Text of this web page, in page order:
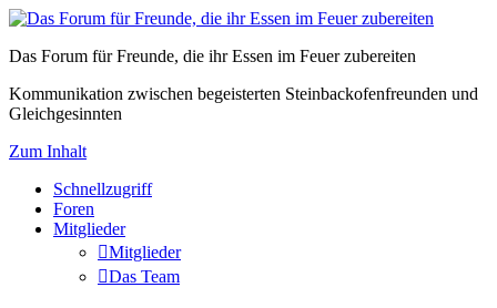
Das Forum für Freunde, die ihr Essen im Feuer zubereiten
Kommunikation zwischen begeisterten Steinbackofenfreunden und
Gleichgesinnten
Zum Inhalt
Schnellzugriff
Foren
Mitglieder
Mitglieder
Das Team